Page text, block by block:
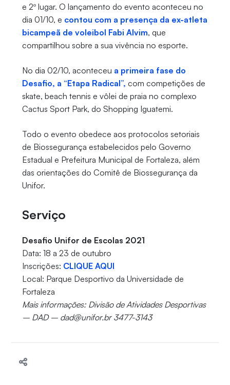
e 2º lugar. O lançamento do evento aconteceu no
dia 01/10, e contou com a presença da ex-atleta
bicampeã de voleibol Fabi Alvim, que
compartilhou sobre a sua vivência no esporte.
No dia 02/10, aconteceu a primeira fase do
Desafio, a “Etapa Radical”, com competições de
skate, beach tennis e vôlei de praia no complexo
Cactus Sport Park, do Shopping Iguatemi.
Todo o evento obedece aos protocolos setoriais
de Biossegurança estabelecidos pelo Governo
Estadual e Prefeitura Municipal de Fortaleza, além
das orientações do Comitê de Biossegurança da
Unifor.
Serviço
Desafio Unifor de Escolas 2021
Data: 18 a 23 de outubro
Inscrições: CLIQUE AQUI
Local: Parque Desportivo da Universidade de
Fortaleza
Mais informações: Divisão de Atividades Desportivas
– DAD – dad@unifor.br 3477-3143